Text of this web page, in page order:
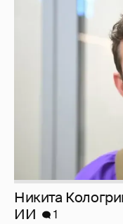
Никита
ИИ
1